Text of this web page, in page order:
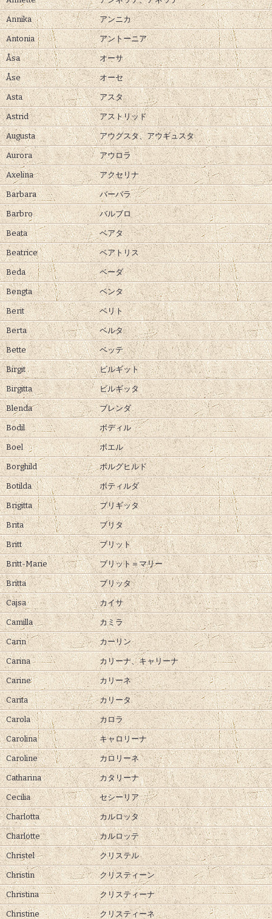
Annika アンニカ
Antonia アントーニア
Åsa オーサ
Åse オーセ
Asta アスタ
Astrid アストリッド
Augusta アウグスタ、アウギュスタ
Aurora アウロラ
Axelina アクセリナ
Barbara バーバラ
Barbro バルブロ
Beata ベアタ
Beatrice ベアトリス
Beda ベーダ
Bengta ベンタ
Berit ベリト
Berta ベルタ
Bette ベッテ
Birgit ビルギット
Birgitta ビルギッタ
Blenda ブレンダ
Bodil ボディル
Boel ボエル
Borghild ボルグヒルド
Botilda ボティルダ
Brigitta ブリギッタ
Brita ブリタ
Britt ブリット
Britt-Marie ブリット＝マリー
Britta ブリッタ
Cajsa カイサ
Camilla カミラ
Carin カーリン
Carina カリーナ、キャリーナ
Carine カリーネ
Carita カリータ
Carola カロラ
Carolina キャロリーナ
Caroline カロリーネ
Catharina カタリーナ
Cecilia セシーリア
Charlotta カルロッタ
Charlotte カルロッテ
Christel クリステル
Christin クリスティーン
Christina クリスティーナ
Christine クリスティーネ